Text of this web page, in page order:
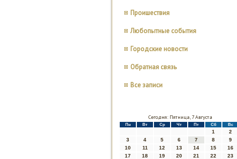
Проишествия
Любопытные события
Городские новости
Обратная связь
Все записи
Сегодня: Пятница, 7 Августа
Пн Вт Ср Чт Пт Сб Вс
1
2
3
4 5 6 7 8
9
10
11 12 13 14 15
16
17
18 19 20 21 22
23